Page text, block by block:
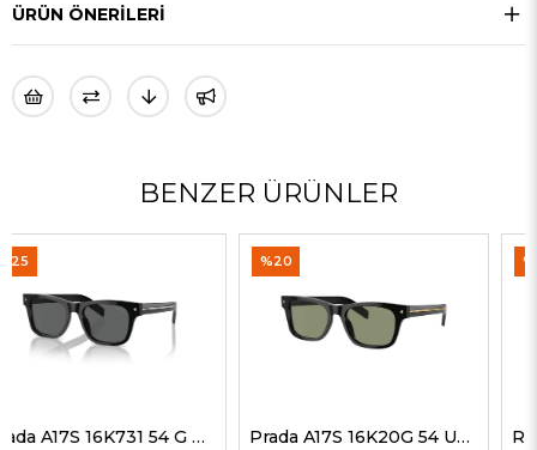
ÜRÜN ÖNERILERI
BENZER ÜRÜNLER
Prada A17S 16K20G 54 Unisex Güneş Gözlükleri Rayban 4547 601/58 60 Erkek Güneş Gözlükleri